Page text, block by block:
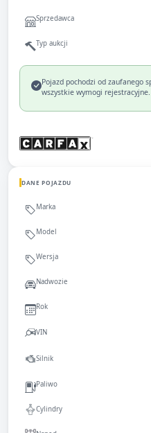
Sprzedawca
Typ aukcji
Pojazd pochodzi od zaufanego
wszystkie wymogi rejestracyjne.
DANE POJAZDU
Marka
Model
Wersja
Nadwozie
Rok
VIN
Silnik
Paliwo
Cylindry